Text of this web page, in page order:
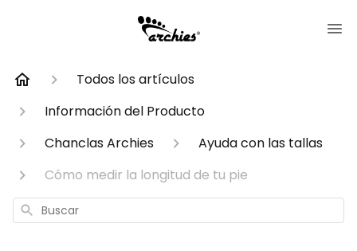
Todos los artículos
Información del Producto
Chanclas Archies
Ayuda con las tallas
Cómo medir la longitud de tu pie
Buscar